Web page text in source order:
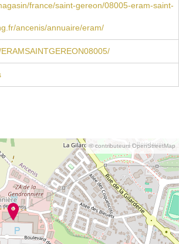
france/saint-gereon/08005-eram-saint-
ancenis/annuaire/eram/
© contributeurs OpenStreetMap